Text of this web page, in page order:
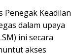
Penegak Keadilan
dalam upaya
ini secara
akses